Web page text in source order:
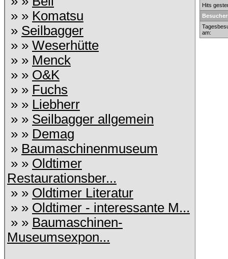
» » Komatsu
» Seilbagger
» » Weserhütte
» » Menck
» » O&K
» » Fuchs
» » Liebherr
» » Seilbagger allgemein
» » Demag
» Baumaschinenmuseum
» » Oldtimer
Restaurationsber...
» » Oldtimer Literatur
» » Oldtimer - interessante M...
» » Baumaschinen-
Museumsexpon...
Hits
am: